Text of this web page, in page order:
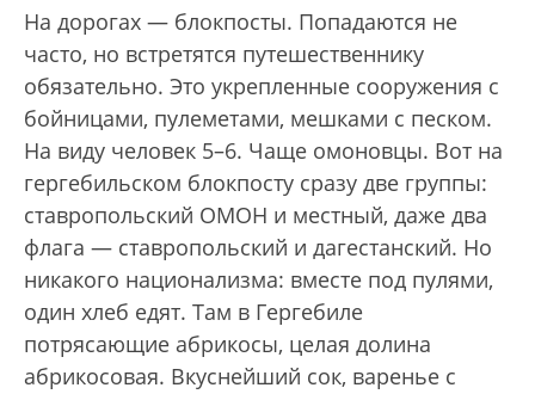
На дорогах — блокпосты. Попадаются не
часто, но встретятся путешественнику
обязательно. Это укрепленные сооружения с
бойницами, пулеметами, мешками с песком.
На виду человек 5–6. Чаще омоновцы. Вот на
гергебильском блокпосту сразу две группы:
ставропольский ОМОН и местный, даже два
флага — ставропольский и дагестанский. Но
никакого национализма: вместе под пулями,
один хлеб едят. Там в Гергебиле
потрясающие абрикосы, целая долина
абрикосовая. Вкуснейший сок, варенье с